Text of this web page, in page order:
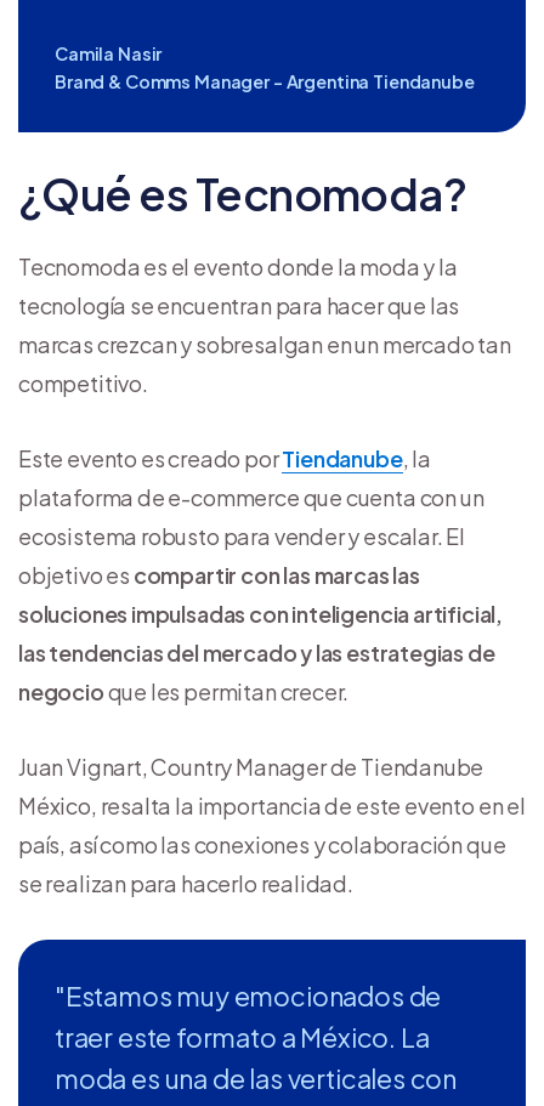
Camila Nasir
Brand & Comms Manager - Argentina Tiendanube
¿Qué es Tecnomoda?
Tecnomoda es el evento donde la moda y la
tecnología se encuentran para hacer que las
marcas crezcan y sobresalgan en un mercado tan
competitivo.
Este evento es creado porTiendanube, la
plataforma de e-commerce que cuenta con un
ecosistema robusto para vender y escalar. El
objetivo es compartir con las marcas las
soluciones impulsadas con inteligencia artificial,
las tendencias del mercado y las estrategias de
negocioque les permitan crecer.
Juan Vignart, Country Manager de Tiendanube
México, resalta la importancia de este evento en el
país, así como las conexiones y colaboración que
se realizan para hacerlo realidad.
"Estamos muy emocionados de
traer este formato a México. La
moda es una de las verticales con